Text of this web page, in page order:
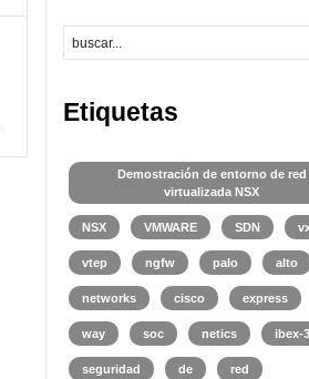
Etiquetas
Demostración de entorno de red
virtualizada NSX
NSX VMWARE SDN
vtep ngfw palo alto
networks cisco express
way soc netics ibex-
seguridad de red